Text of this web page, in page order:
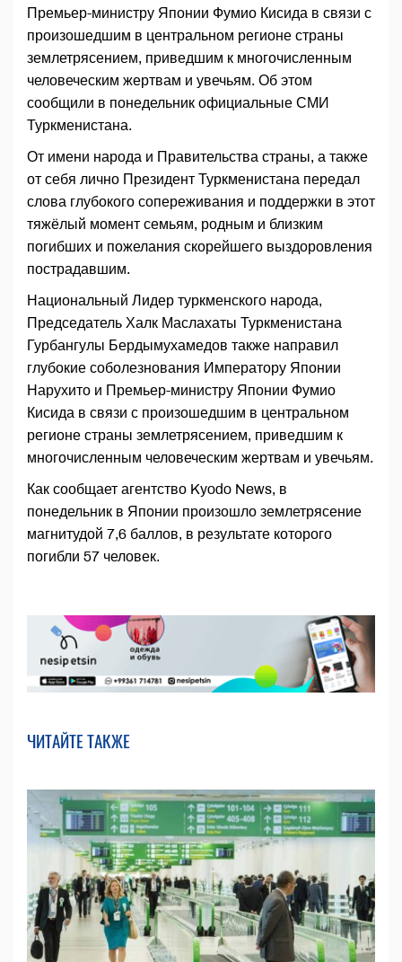
Премьер-министру Японии Фумио Кисида в связи с
произошедшим в центральном регионе страны
землетрясением, приведшим к многочисленным
человеческим жертвам и увечьям. Об этом
сообщили в понедельник официальные СМИ
Туркменистана.
От имени народа и Правительства страны, а также
от себя лично Президент Туркменистана передал
слова глубокого сопереживания и поддержки в этот
тяжёлый момент семьям, родным и близким
погибших и пожелания скорейшего выздоровления
пострадавшим.
Национальный Лидер туркменского народа,
Председатель Халк Маслахаты Туркменистана
Гурбангулы Бердымухамедов также направил
глубокие соболезнования Императору Японии
Нарухито и Премьер-министру Японии Фумио
Кисида в связи с произошедшим в центральном
регионе страны землетрясением, приведшим к
многочисленным человеческим жертвам и увечьям.
Как сообщает агентство Kyodo News, в
понедельник в Японии произошло землетрясение
магнитудой 7,6 баллов, в результате которого
погибли 57 человек.
ЧИТАЙТЕ ТАКЖЕ